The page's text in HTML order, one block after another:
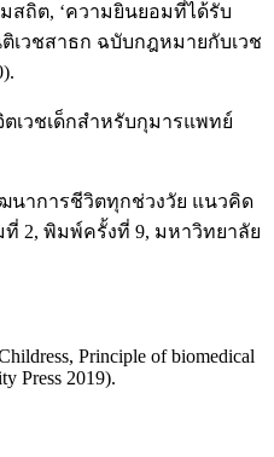
สถิต, ‘ความยินยอมที่ได้รับ
เวชสาธก ฉบับกฎหมายกับเวช
เวชเด็กสำหรับกุมารแพทย์
นาการชีวิตทุกช่วงวัย แนวคิด
ที่ 2, พิมพ์ครั้งที่ 9, มหาวิทยาลัย
Principle of biomedical
Press 2019).